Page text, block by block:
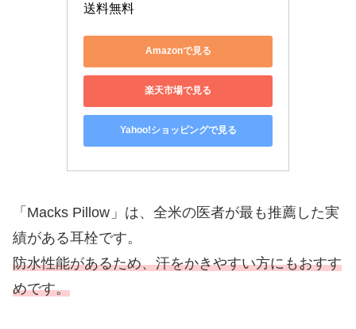
送料無料
Amazonで見る
楽天市場で見る
Yahoo!ショッピングで見る
「Macks Pillow 」は、全米の医者が最も推薦した実
績がある耳栓です。
防水性能があるため、汗をかきやすい方にもおすす
めです。